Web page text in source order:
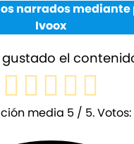
narrados mediante
Ivoox
gustado el
media 5 / 5. Votos: